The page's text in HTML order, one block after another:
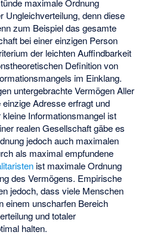
maximale Ordnung
Ungleichverteilung, denn diese
zum Beispiel das gesamte
bei einer einzigen Person
der leichten Auffindbarkeit
Definition von
im Einklang.
untergebrachte Vermögen Aller
Adresse erfragt und
Informationsmangel ist
realen Gesellschaft gäbe es
jedoch auch maximalen
als maximal empfundene
ist maximale Ordnung
des Vermögens. Empirische
jedoch, dass viele Menschen
einem unscharfen Bereich
und totaler
halten.